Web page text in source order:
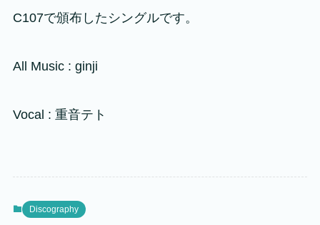
C107で頒布したシングルです。
All Music : ginji
Vocal : 重音テト
Discography